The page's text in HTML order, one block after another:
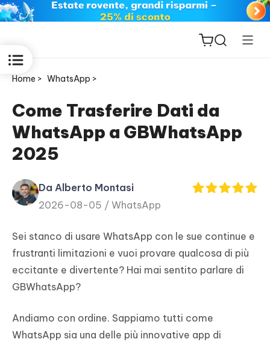
ReiBoot
for iOS
PDNob
PDF
New
iAnyGo
Home > WhatsApp >
Come Trasferire Dati da
WhatsApp a GBWhatsApp
2025
Da Alberto Montasi
2026-08-05 / WhatsApp
Sei stanco di usare WhatsApp con le sue continue e
frustranti limitazioni e vuoi provare qualcosa di più
eccitante e divertente? Hai mai sentito parlare di
GBWhatsApp?
Andiamo con ordine. Sappiamo tutti come
WhatsApp sia una delle più innovative app di